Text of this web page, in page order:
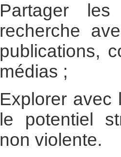
Partager
recherche
publications,
médias ;
Explorer avec
le potentiel
non violente.